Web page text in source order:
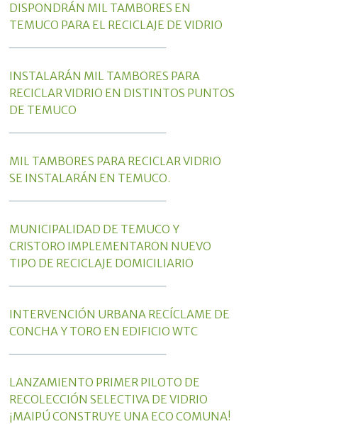
DISPONDRÁN MIL TAMBORES EN
TEMUCO PARA EL RECICLAJE DE VIDRIO
INSTALARÁN MIL TAMBORES PARA
RECICLAR VIDRIO EN DISTINTOS PUNTOS
DE TEMUCO
MIL TAMBORES PARA RECICLAR VIDRIO
SE INSTALARÁN EN TEMUCO.
MUNICIPALIDAD DE TEMUCO Y
CRISTORO IMPLEMENTARON NUEVO
TIPO DE RECICLAJE DOMICILIARIO
INTERVENCIÓN URBANA RECÍCLAME DE
CONCHA Y TORO EN EDIFICIO WTC
LANZAMIENTO PRIMER PILOTO DE
RECOLECCIÓN SELECTIVA DE VIDRIO
¡MAIPÚ CONSTRUYE UNA ECO COMUNA!